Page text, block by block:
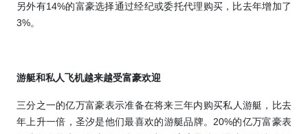
另外有14%的富豪选择通过经纪或委托代理购买，比去年增加了
3%。
游艇和私人飞机越来越受富豪欢迎
三分之一的亿万富豪表示准备在将来三年内购买私人游艇，比去
年上升一倍，圣汐是他们最喜欢的游艇品牌。 20%的亿万富豪表